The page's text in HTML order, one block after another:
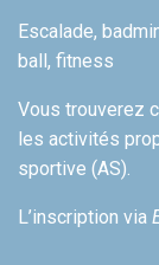
Escalade,
ball, fitness
Vous trouverez
les activités
sportive (AS).
L’inscription via